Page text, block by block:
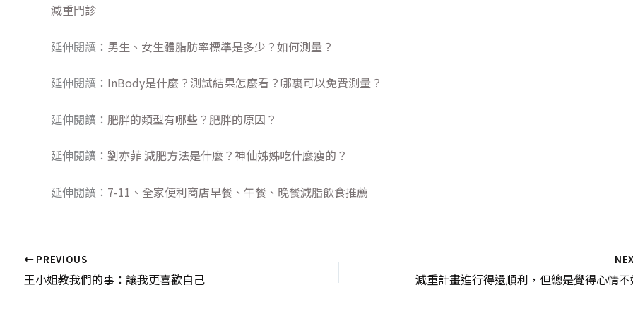
減重門診
延伸閱讀： 男生、女生體脂肪率標準是多少？如何測量？
延伸閱讀： InBody是什麼？測試結果怎麼看？哪裏可以免費測量？
延伸閱讀： 肥胖的類型有哪些？肥胖的原因？
延伸閱讀： 劉亦菲 減肥方法是什麼？神仙姊姊吃什麼瘦的？
延伸閱讀： 7-11、全家便利商店早餐、午餐、晚餐減脂飲食推薦
PREVIOUS
王小姐教我們的事：讓我更喜歡自己